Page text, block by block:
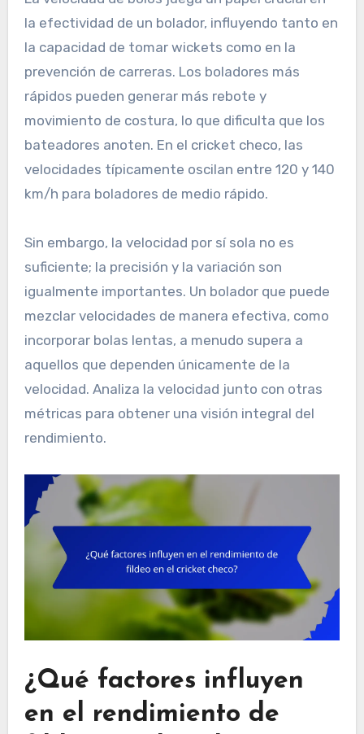
la efectividad de un bolador, influyendo tanto en
la capacidad de tomar wickets como en la
prevención de carreras. Los boladores más
rápidos pueden generar más rebote y
movimiento de costura, lo que dificulta que los
bateadores anoten. En el cricket checo, las
velocidades típicamente oscilan entre 120 y 140
km/h para boladores de medio rápido.
Sin embargo, la velocidad por sí sola no es
suficiente; la precisión y la variación son
igualmente importantes. Un bolador que puede
mezclar velocidades de manera efectiva, como
incorporar bolas lentas, a menudo supera a
aquellos que dependen únicamente de la
velocidad. Analiza la velocidad junto con otras
métricas para obtener una visión integral del
rendimiento.
¿Qué factores influyen
en el rendimiento de